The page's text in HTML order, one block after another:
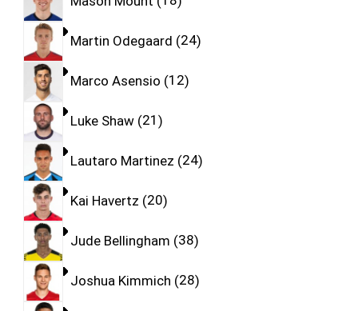
Martin Odegaard 24
Marco Asensio 12
Luke Shaw 21
Lautaro Martinez 24
Kai Havertz 20
Jude Bellingham 38
Joshua Kimmich 28